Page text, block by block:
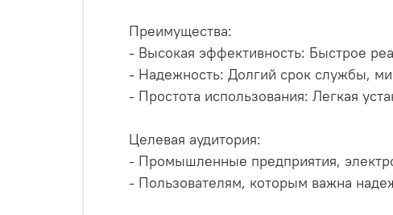
Преимущества:
- Высокая эффективность: Быстрое
- Надежность: Долгий срок службы,
- Простота использования: Легкая
Целевая аудитория:
- Промышленные предприятия,
- Пользователям, которым важна